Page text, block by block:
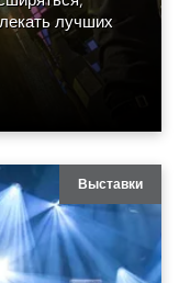
лучших
Выставки